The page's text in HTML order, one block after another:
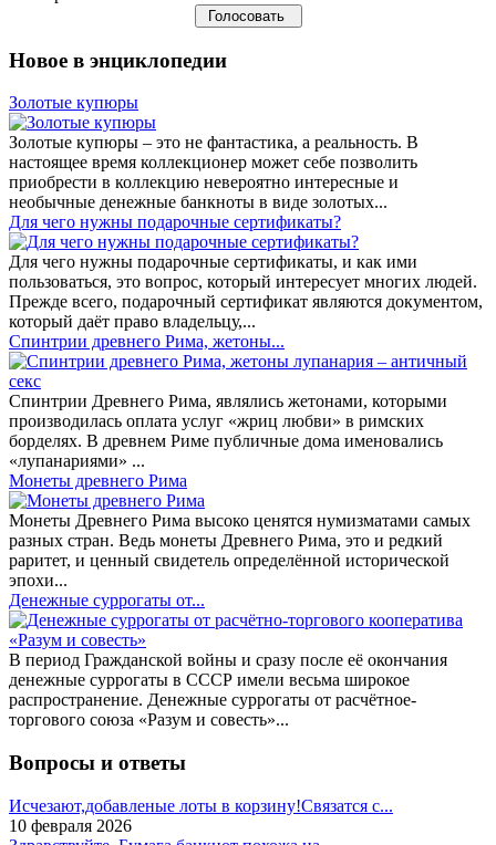
Новое в энциклопедии
Золотые купюры
Золотые купюры – это не фантастика, а реальность. В
настоящее время коллекционер может себе позволить
приобрести в коллекцию невероятно интересные и
необычные денежные банкноты в виде золотых...
​Для чего нужны подарочные сертификаты?
Для чего нужны подарочные сертификаты, и как ими
пользоваться, это вопрос, который интересует многих людей.
Прежде всего, подарочный сертификат являются документом,
который даёт право владельцу,...
Спинтрии древнего Рима, жетоны...
Спинтрии Древнего Рима, являлись жетонами, которыми
производилась оплата услуг «жриц любви» в римских
борделях. В древнем Риме публичные дома именовались
«лупанариями» ...
Монеты древнего Рима
Монеты Древнего Рима высоко ценятся нумизматами самых
разных стран. Ведь монеты Древнего Рима, это и редкий
раритет, и ценный свидетель определённой исторической
эпохи...
Денежные суррогаты от...
В период Гражданской войны и сразу после её окончания
денежные суррогаты в СССР имели весьма широкое
распространение. Денежные суррогаты от расчётное-
торгового союза «Разум и совесть»...
Вопросы и ответы
Исчезают,добавленые лоты в корзину!Связатся с...
10 февраля 2026